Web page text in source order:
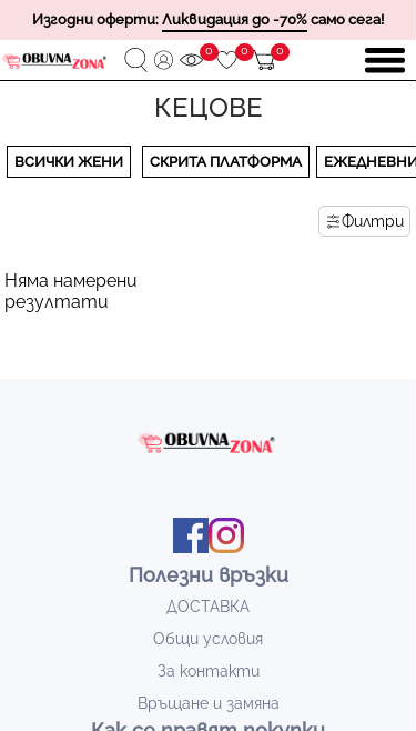
Изгодни оферти: Ликвидация до -70% само сега!
0 0 0
КЕЦОВЕ
ВСИЧКИ ЖЕНИ СКРИТА ПЛАТФОРМА ЕЖЕДНЕВНИ
Филтри
Няма намерени
резултати
Полезни връзки
ДОСТАВКА
Общи условия
За контакти
Връщане и замяна